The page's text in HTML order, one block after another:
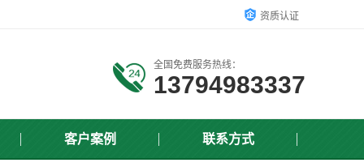
资质认证
全国免费服务热线：
13794983337
客户案例 联系方式